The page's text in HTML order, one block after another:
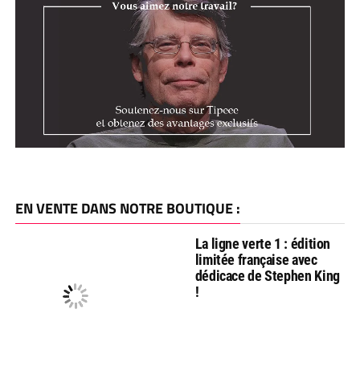
EN VENTE DANS NOTRE BOUTIQUE :
La ligne verte 1 : édition
limitée française avec
dédicace de Stephen King
!